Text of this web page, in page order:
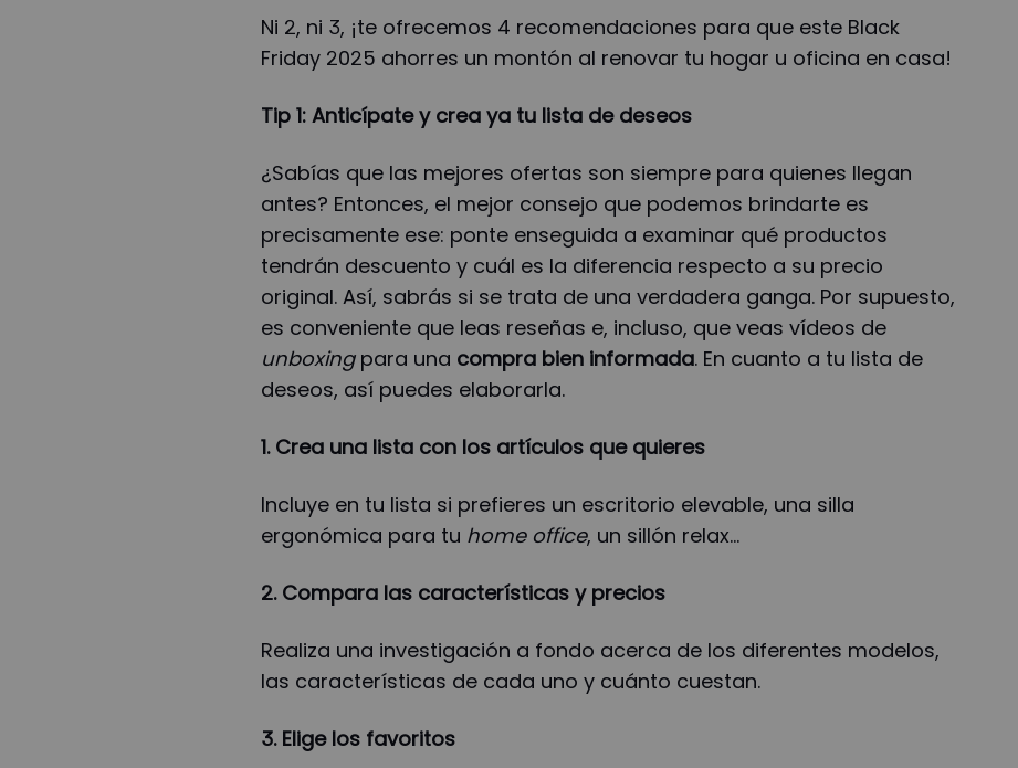
Ni 2, ni 3, ¡te ofrecemos 4 recomendaciones para que este Black
Friday 2025 ahorres un montón al renovar tu hogar u oficina en casa!
Tip 1: Anticípate y crea ya tu lista de deseos
¿Sabías que las mejores ofertas son siempre para quienes llegan
antes? Entonces, el mejor consejo que podemos brindarte es
precisamente ese: ponte enseguida a examinar qué productos
tendrán descuento y cuál es la diferencia respecto a su precio
original. Así, sabrás si se trata de una verdadera ganga. Por supuesto,
es conveniente que leas reseñas e, incluso, que veas vídeos de
unboxingpara una compra bien informada. En cuanto a tu lista de
deseos, así puedes elaborarla.
1. Crea una lista con los artículos que quieres
Incluye en tu lista si prefieres un escritorio elevable, una silla
ergonómica para tu home office, un sillón relax…
2. Compara las características y precios
Realiza una investigación a fondo acerca de los diferentes modelos,
las características de cada uno y cuánto cuestan.
3. Elige los favoritos